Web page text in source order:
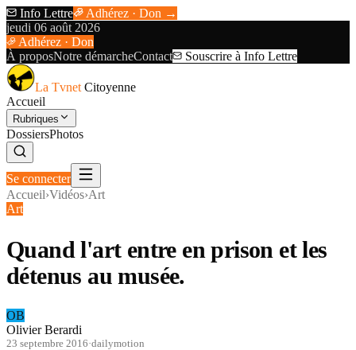
Info Lettre
Adhérez · Don →
jeudi 06 août 2026
Adhérez · Don
À proposNotre démarcheContact Souscrire à Info Lettre
La Tvnet Citoyenne
Accueil
Rubriques
DossiersPhotos
Se connecter
Accueil›Vidéos›Art
Art
Quand l'art entre en prison et les
détenus au musée.
OB
Olivier Berardi
23 septembre 2016·dailymotion